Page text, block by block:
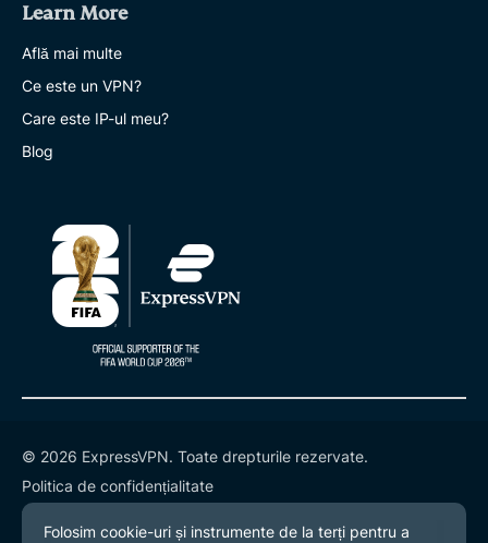
Learn More
Află mai multe
Ce este un VPN?
Care este IP-ul meu?
Blog
© 2026 ExpressVPN. Toate drepturile rezervate.
Politica de confidențialitate
Termeni și condiții